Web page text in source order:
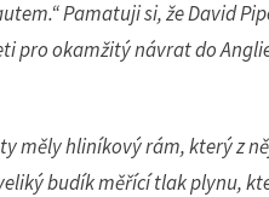
Pamatuji si, že David
pro okamžitý návrat do
měly hliníkový rám, který z
budík měřící tlak plynu,